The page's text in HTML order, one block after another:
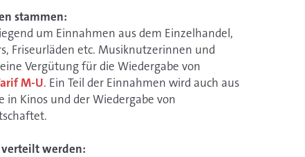
stammen:
um Einnahmen aus dem Einzelhandel,
Friseurläden etc. Musiknutzerinnen und
Vergütung für die Wiedergabe von
M-U. Ein Teil der Einnahmen wird auch aus
in Kinos und der Wiedergabe von
werden: